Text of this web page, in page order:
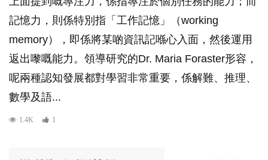
記憶力，則係特別指「工作記憶」（working
memory），即係將某啲資訊記喺心入面，然後運用
返出嚟嘅能力。領導研究的Dr. Maria Foraster形容，
呢兩種認知發展都對學習非常重要，係解難、推理、
數學及語...
1.4K 1